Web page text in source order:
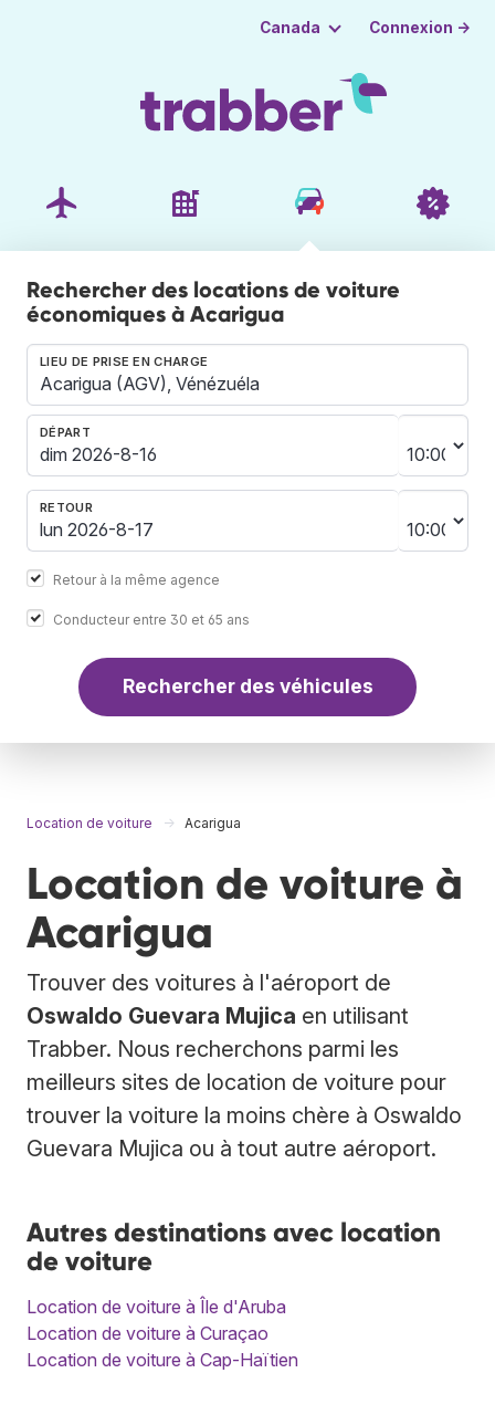
Canada Connexion →
Rechercher des locations de voiture
économiques à Acarigua
LIEU DE PRISE EN CHARGE
DÉPART
RETOUR
Retour à la même agence
Conducteur entre 30 et 65 ans
Rechercher des véhicules
Location de voiture Acarigua
Location de voiture à
Acarigua
Trouver des voitures à l'aéroport de
Oswaldo Guevara Mujica en utilisant
Trabber. Nous recherchons parmi les
meilleurs sites de location de voiture pour
trouver la voiture la moins chère à Oswaldo
Guevara Mujica ou à tout autre aéroport.
Autres destinations avec location
de voiture
Location de voiture à Île d'Aruba
Location de voiture à Curaçao
Location de voiture à Cap-Haïtien